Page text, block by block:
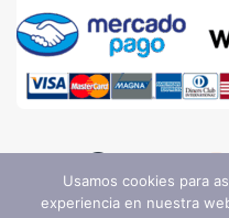
Usamos cookies para
experiencia en nuestra